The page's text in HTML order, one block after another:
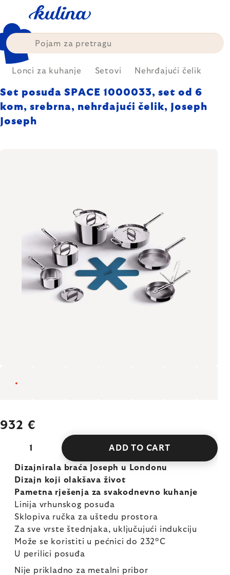
content
Lonci za kuhanje Setovi Nehrđajući čelik
Set posuđa SPACE 1000033, set od 6
kom, srebrna, nehrđajući čelik, Joseph
Joseph
932 €
ADD TO CART
Dizajnirala braća Joseph u Londonu
Dizajn koji olakšava život
Pametna rješenja za svakodnevno kuhanje
Linija vrhunskog posuđa
Sklopiva ručka za uštedu prostora
Za sve vrste štednjaka, uključujući indukciju
Može se koristiti u pećnici do 232°C
U perilici posuđa
Nije prikladno za metalni pribor